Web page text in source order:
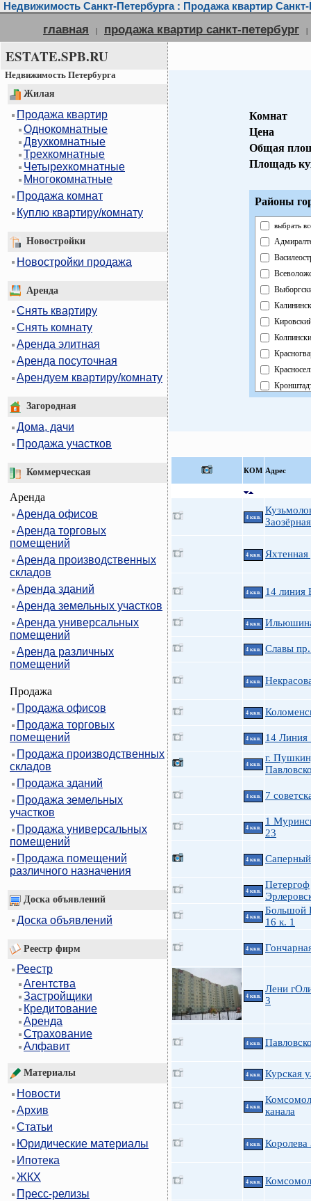
Недвижимость Санкт-Петербурга : Продажа квартир Санкт-
главная | продажа квартир санкт-петербург |
ESTATE.SPB.RU
Недвижимость Петербурга
Жилая
Продажа квартир
Однокомнатные
Двухкомнатные
Трехкомнатные
Четырехкомнатные
Многокомнатные
Продажа комнат
Куплю квартиру/комнату
Новостройки
Новостройки продажа
Аренда
Снять квартиру
Снять комнату
Аренда элитная
Аренда посуточная
Арендуем квартиру/комнату
Загородная
Дома, дачи
Продажа участков
Коммерческая
Аренда
Аренда офисов
Аренда торговых
помещений
Аренда производственных
складов
Аренда зданий
Аренда земельных участков
Аренда универсальных
помещений
Аренда различных
помещений
Продажа
Продажа офисов
Продажа торговых
помещений
Продажа производственных
складов
Продажа зданий
Продажа земельных
участков
Продажа универсальных
помещений
Продажа помещений
различного назначения
Доска объявлений
Доска объявлений
Реестр фирм
Реестр
Агентства
Застройщики
Кредитование
Аренда
Страхование
Алфавит
Материалы
Новости
Архив
Статьи
Юридические материалы
Ипотека
ЖКХ
Пресс-релизы
Комнат
Цена
Общая
Площадь
Районы
выбрать
КOМ Адрес
4 ккв.
4 ккв. Яхтенная
4 ккв. 14 линия
4 ккв.
4 ккв. Славы
4 ккв.
4 ккв.
4 ккв. 14 Линия
4 ккв.
г.
4 ккв. 7
4 ккв.
1
23
4 ккв.
4 ккв.
Петергоф
4 ккв.
Большой
16 к. 1
4 ккв.
4 ккв.
Лени
3
4 ккв.
4 ккв. Курская
4 ккв.
канала
4 ккв. Королева
4 ккв.